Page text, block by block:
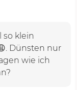
so klein
Dünsten nur
wie ich